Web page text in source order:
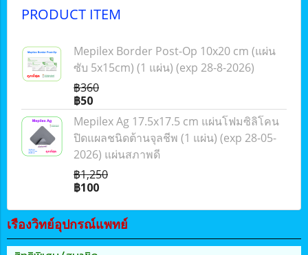
PRODUCT ITEM
Mepilex Border Post-Op 10x20 cm (แผ่น
ซับ 5x15cm) (1 แผ่น) (exp 28-8-2026)
฿360
฿50
Mepilex Ag 17.5x17.5 cm แผ่นโฟมซิลิโคน
ปิดแผลชนิดต้านจุลชีพ (1 แผ่น) (exp 28-05-
2026) แผ่นสภาพดี
฿1,250
฿100
เรืองวิทย์อุปกรณ์แพทย์